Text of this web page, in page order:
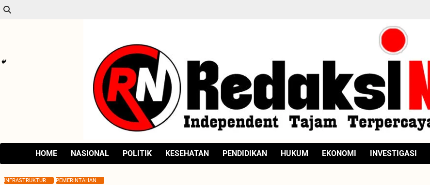
Skip
HOME NASIONAL POLITIK KESEHATAN PENDIDIKAN HUKUM EKONOMI INVESTIGASI
INFRASTRUKTUR PEMERINTAHAN